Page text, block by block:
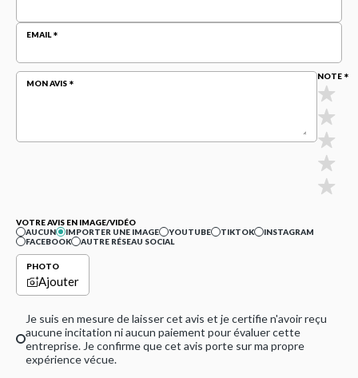
EMAIL
MON AVIS
NOTE
VOTRE AVIS EN IMAGE/VIDÉO
AUCUN
IMPORTER UNE IMAGE YOUTUBE TIKTOK
INSTAGRAM
FACEBOOK
AUTRE RÉSEAU SOCIAL
PHOTO
Ajouter
Je suis en mesure de laisser cet avis et je certifie n'avoir reçu
aucune incitation ni aucun paiement pour évaluer cette
entreprise. Je confirme que cet avis porte sur ma propre
expérience vécue.